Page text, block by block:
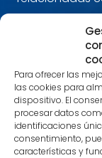
Para ofrecer las
las cookies para
dispositivo. El
procesar datos
identificaciones
consentimiento,
características y
Nos encanta
libros que
Alimenta
¡Estamos en
Nombre*